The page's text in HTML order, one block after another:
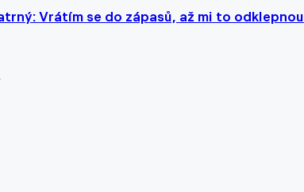
Vrátím se do zápasů, až mi to odklepnou